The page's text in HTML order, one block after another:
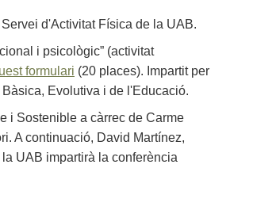
d'Activitat Física de la UAB.
i psicològic” (activitat
formulari (20 places). Impartit per
Evolutiva i de l'Educació.
i Sostenible a càrrec de Carme
A continuació, David Martínez,
UAB impartirà la conferència